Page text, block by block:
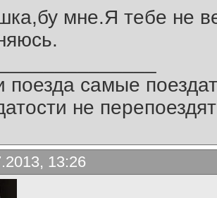
мне.Я тебе не
самые
не
13:26